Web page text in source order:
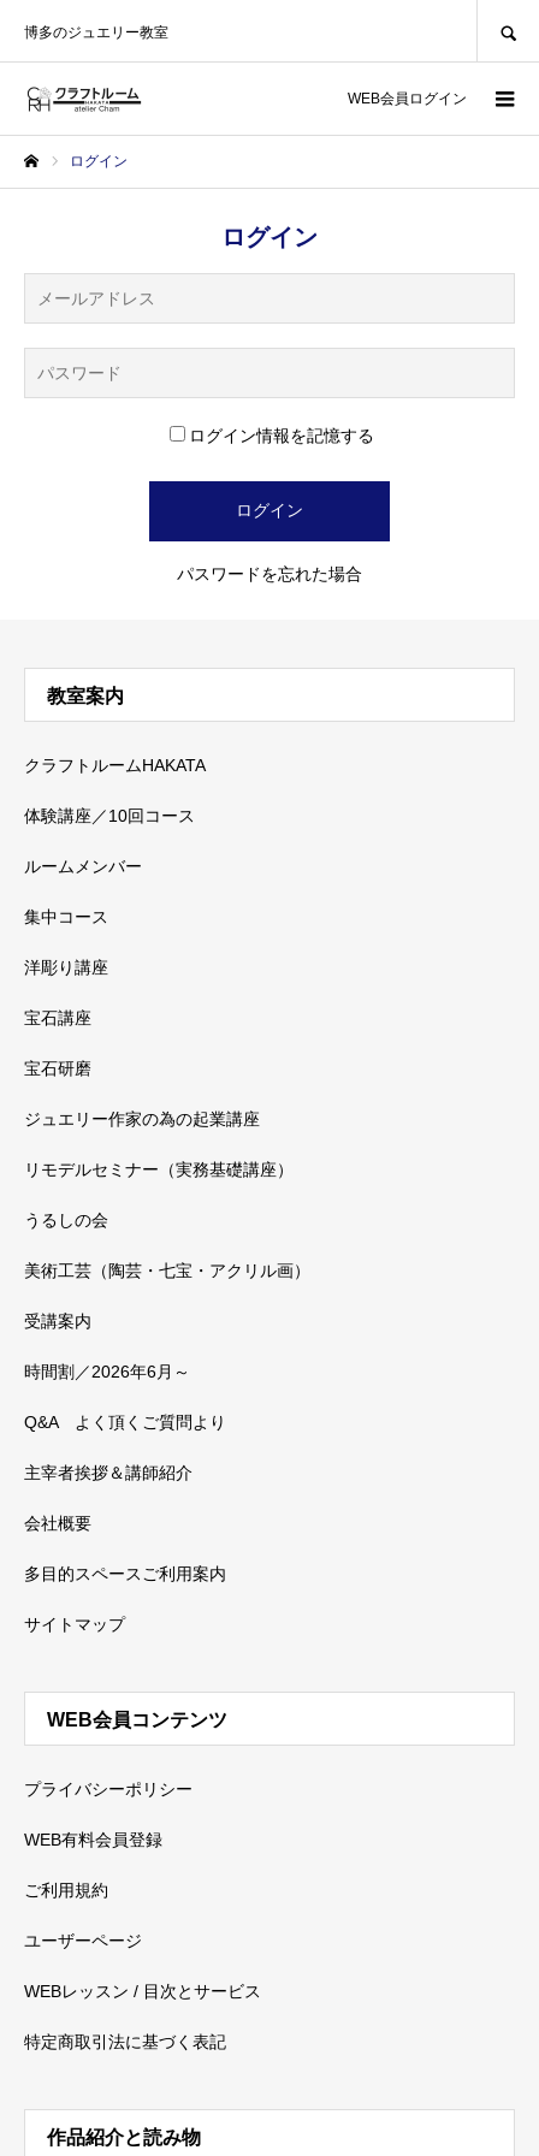
博多のジュエリー教室
WEB会員ログイン
ログイン
ログイン
ログイン情報を記憶する
パスワードを忘れた場合
教室案内
クラフトルームHAKATA
体験講座／10回コース
ルームメンバー
集中コース
洋彫り講座
宝石講座
宝石研磨
ジュエリー作家の為の起業講座
リモデルセミナー（実務基礎講座）
うるしの会
美術工芸（陶芸・七宝・アクリル画）
受講案内
時間割／2026年6月～
Q&A よく頂くご質問より
主宰者挨拶＆講師紹介
会社概要
多目的スペースご利用案内
サイトマップ
WEB会員コンテンツ
プライバシーポリシー
WEB有料会員登録
ご利用規約
ユーザーページ
WEBレッスン / 目次とサービス
特定商取引法に基づく表記
作品紹介と読み物